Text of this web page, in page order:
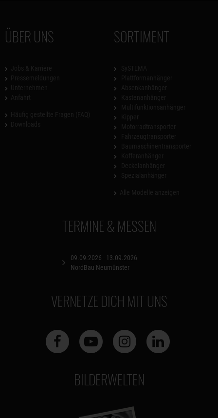
ÜBER UNS SORTIMENT
TERMINE & MESSEN
09.09.2026 - 13.09.2026
NordBau Neumünster
VERNETZE DICH MIT UNS
BILDERWELTEN